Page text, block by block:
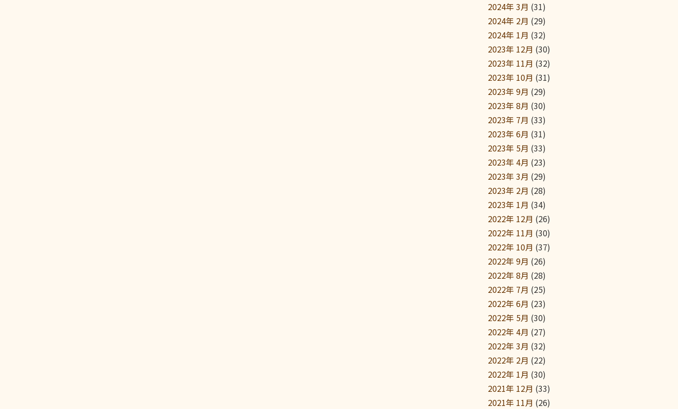
2024年 3月 (31)
2024年 2月 (29)
2024年 1月 (32)
2023年 12月 (30)
2023年 11月 (32)
2023年 10月 (31)
2023年 9月 (29)
2023年 8月 (30)
2023年 7月 (33)
2023年 6月 (31)
2023年 5月 (33)
2023年 4月 (23)
2023年 3月 (29)
2023年 2月 (28)
2023年 1月 (34)
2022年 12月 (26)
2022年 11月 (30)
2022年 10月 (37)
2022年 9月 (26)
2022年 8月 (28)
2022年 7月 (25)
2022年 6月 (23)
2022年 5月 (30)
2022年 4月 (27)
2022年 3月 (32)
2022年 2月 (22)
2022年 1月 (30)
2021年 12月 (33)
2021年 11月 (26)